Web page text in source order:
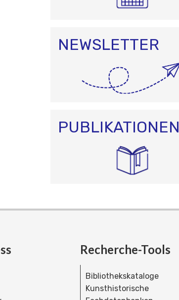
NEWSLETTER
PUBLIKATIONEN
Recherche-Tools
Bibliothekskataloge
Kunsthistorische